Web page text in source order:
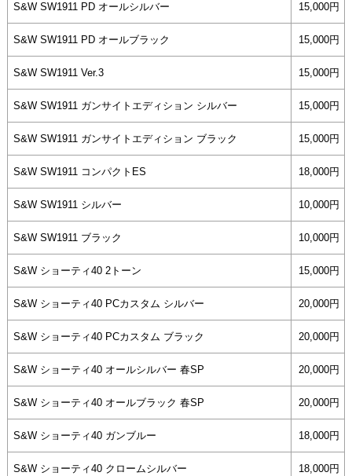
S&W SW1911 PD オールシルバー 15,000円
S&W SW1911 PD オールブラック 15,000円
S&W SW1911 Ver.3 15,000円
S&W SW1911 ガンサイトエディション シルバー 15,000円
S&W SW1911 ガンサイトエディション ブラック 15,000円
S&W SW1911 コンパクトES 18,000円
S&W SW1911 シルバー 10,000円
S&W SW1911 ブラック 10,000円
S&W ショーティ40 2トーン 15,000円
S&W ショーティ40 PCカスタム シルバー 20,000円
S&W ショーティ40 PCカスタム ブラック 20,000円
S&W ショーティ40 オールシルバー 春SP 20,000円
S&W ショーティ40 オールブラック 春SP 20,000円
S&W ショーティ40 ガンブルー 18,000円
S&W ショーティ40 クロームシルバー 18,000円